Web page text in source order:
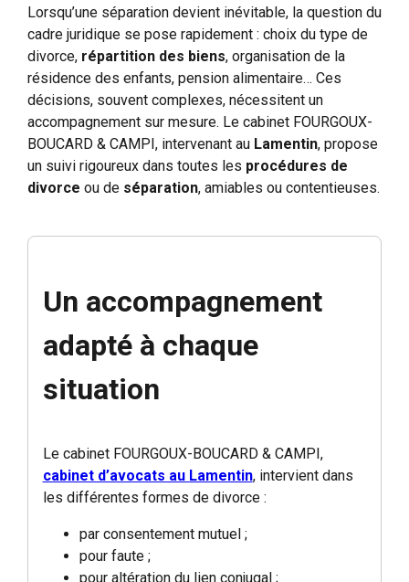
Lorsqu’une séparation devient inévitable, la question du
cadre juridique se pose rapidement : choix du type de
divorce, répartition des biens, organisation de la
résidence des enfants, pension alimentaire… Ces
décisions, souvent complexes, nécessitent un
accompagnement sur mesure. Le cabinet FOURGOUX-
BOUCARD & CAMPI, intervenant au Lamentin, propose
un suivi rigoureux dans toutes les procédures de
divorce ou de séparation, amiables ou contentieuses.
Un accompagnement
adapté à chaque
situation
Le cabinet FOURGOUX-BOUCARD & CAMPI,
cabinet d’avocats au Lamentin, intervient dans
les différentes formes de divorce :
par consentement mutuel ;
pour faute ;
pour altération du lien conjugal ;